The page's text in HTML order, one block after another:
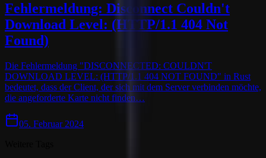
Fehlermeldung: Disconnect Couldn't
Download Level: (HTTP/1.1 404 Not
Found)
Die Fehlermeldung "DISCONNECTED: COULDN'T
DOWNLOAD LEVEL: (HTTP/1.1 404 NOT FOUND" in Rust
bedeutet, dass der Client, der sich mit dem Server verbinden möchte,
die angeforderte Karte nicht finden…
05. Februar 2024